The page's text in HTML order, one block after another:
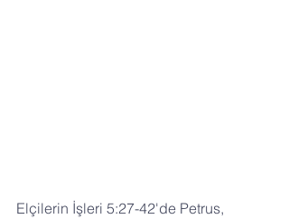
Elçilerin İşleri 5:27-42'de Petrus,